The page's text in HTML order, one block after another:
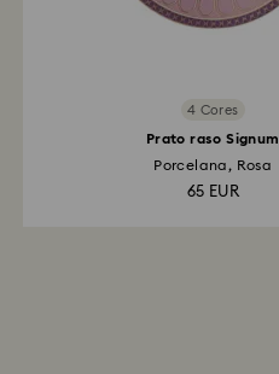
4 Cores
Prato raso Signum
Porcelana, Rosa
65 EUR